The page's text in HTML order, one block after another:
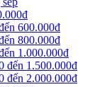
600.000đ
800.000đ
1.000.000đ
đến 1.500.000đ
đến 2.000.000đ